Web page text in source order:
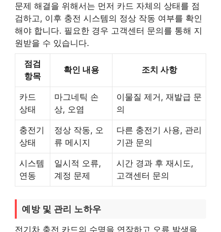
문제 해결을 위해서는 먼저 카드 자체의 상태를 점
검하고, 이후 충전 시스템의 정상 작동 여부를 확인
해야 합니다. 필요한 경우 고객센터 문의를 통해 지
원받을 수 있습니다.
점검
항목
확인 내용 조치 사항
카드
상태
마그네틱 손
상, 오염
이물질 제거, 재발급 문
의
충전기
상태
정상 작동, 오
류 메시지
다른 충전기 사용, 관리
기관 문의
시스템
연동
일시적 오류,
계정 문제
시간 경과 후 재시도,
고객센터 문의
예방 및 관리 노하우
전기차 충전 카드의 수명을 연장하고 오류 발생을